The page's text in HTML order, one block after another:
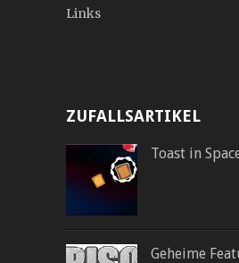
Links
ZUFALLSARTIKEL
Toast in
Geheime